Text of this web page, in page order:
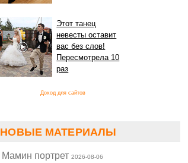
Этот танец
невесты оставит
вас без слов!
Пересмотрела 10
раз
Доход для сайтов
НОВЫЕ МАТЕРИАЛЫ
Мамин портрет2026-08-06